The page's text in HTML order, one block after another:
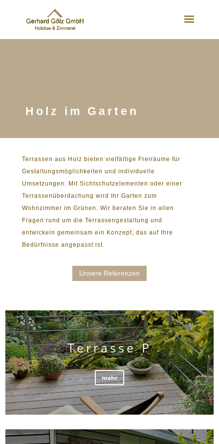
Holz im Garten
Terrassen aus Holz bieten vielfältige Freiräume für
Gestaltungsmöglichkeiten und individuelle
Umsetzungen. Mit Sichtschutzelementen oder einer
Terrassenüberdachung wird Ihr Garten zum
Wohnzimmer im Grünen. Wir beraten Sie in allen
Fragen rund um die Terrassengestaltung und
entwickeln gemeinsam ein Konzept, das auf Ihre
Bedürfnisse angepasst ist.
Unsere Referenzen
Terrasse P
mehr